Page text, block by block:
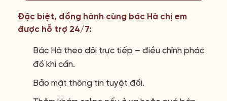
Đặc biệt, đồng hành cùng bác Hà chị em
được hỗ trợ 24/7:
Bác Hà theo dõi trực tiếp – điều chỉnh phác
đồ khi cần.
Bảo mật thông tin tuyệt đối.